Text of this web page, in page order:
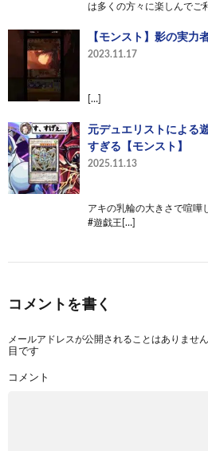
は多くの方々に楽しんでご
【モンスト】影の実力
2023.11.17
[…]
元デュエリストによる
すぎる【モンスト】
2025.11.13
アキの乳輪の大きさで喧嘩
#遊戯王[…]
コメントを書く
メールアドレスが公開されることはありません
目です
コメント